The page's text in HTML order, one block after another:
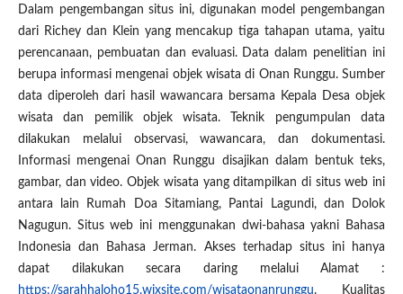
Dalam pengembangan situs ini, digunakan model pengembangan
dari Richey dan Klein yang mencakup tiga tahapan utama, yaitu
perencanaan, pembuatan dan evaluasi. Data dalam penelitian ini
berupa informasi mengenai objek wisata di Onan Runggu. Sumber
data diperoleh dari hasil wawancara bersama Kepala Desa objek
wisata dan pemilik objek wisata. Teknik pengumpulan data
dilakukan melalui observasi, wawancara, dan dokumentasi.
Informasi mengenai Onan Runggu disajikan dalam bentuk teks,
gambar, dan video. Objek wisata yang ditampilkan di situs web ini
antara lain Rumah Doa Sitamiang, Pantai Lagundi, dan Dolok
Nagugun. Situs web ini menggunakan dwi-bahasa yakni Bahasa
Indonesia dan Bahasa Jerman. Akses terhadap situs ini hanya
dapat dilakukan secara daring melalui Alamat :
https://sarahhaloho15.wixsite.com/wisataonanrunggu. Kualitas